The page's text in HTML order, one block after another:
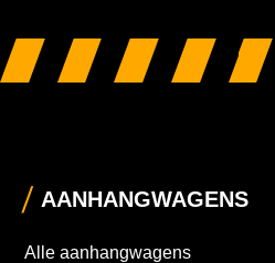
AANHANGWAGENS
Alle aanhangwagens